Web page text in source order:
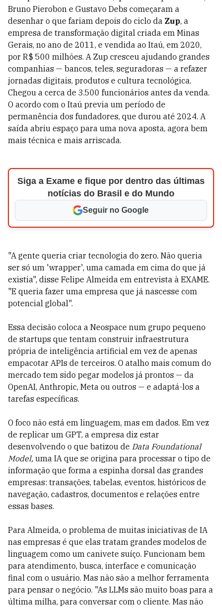
Bruno Pierobon e Gustavo Debs começaram a
desenhar o que fariam depois do ciclo da Zup, a
empresa de transformação digital criada em Minas
Gerais, no ano de 2011, e vendida ao Itaú, em 2020,
por R$ 500 milhões. A Zup cresceu ajudando grandes
companhias — bancos, teles, seguradoras — a refazer
jornadas digitais, produtos e cultura tecnológica.
Chegou a cerca de 3.500 funcionários antes da venda.
O acordo com o Itaú previa um período de
permanência dos fundadores, que durou até 2024. A
saída abriu espaço para uma nova aposta, agora bem
mais técnica e mais arriscada.
Siga a Exame e fique por dentro das últimas
notícias do Brasil e do Mundo
Seguir no Google
"A gente queria criar tecnologia do zero. Não queria
ser só um 'wrapper', uma camada em cima do que já
existia", disse Felipe Almeida em entrevista à EXAME.
"E queria fazer uma empresa que já nascesse com
potencial global".
Essa decisão coloca a Neospace num grupo pequeno
de startups que tentam construir infraestrutura
própria de inteligência artificial em vez de apenas
empacotar APIs de terceiros. O atalho mais comum do
mercado tem sido pegar modelos já prontos — da
OpenAI, Anthropic, Meta ou outros — e adaptá-los a
tarefas específicas.
O foco não está em linguagem, mas em dados. Em vez
de replicar um GPT, a empresa diz estar
desenvolvendo o que batizou de Data Foundational
Model, uma IA que se origina para processar o tipo de
informação que forma a espinha dorsal das grandes
empresas: transações, tabelas, eventos, históricos de
navegação, cadastros, documentos e relações entre
essas bases.
Para Almeida, o problema de muitas iniciativas de IA
nas empresas é que elas tratam grandes modelos de
linguagem como um canivete suíço. Funcionam bem
para atendimento, busca, interface e comunicação
final com o usuário. Mas não são a melhor ferramenta
para pensar o negócio. "As LLMs são muito boas para a
última milha, para conversar com o cliente. Mas não